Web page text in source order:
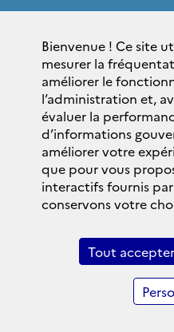
Bienvenue ! Ce site
mesurer la
améliorer le
l’administration et,
évaluer la
d’informations
améliorer votre
que pour vous
interactifs fournis
conservons votre
Tout accepter
gouvernement.fr
elysee.fr
service-public.fr
legifrance.gouv.fr
data.gouv.fr
La Lettre du SGAE
© 1948 — 2024 __